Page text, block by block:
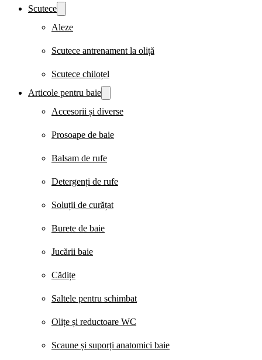
Scutece
Aleze
Scutece antrenament la oliță
Scutece chiloțel
Articole pentru baie
Accesorii și diverse
Prosoape de baie
Balsam de rufe
Detergenți de rufe
Soluții de curățat
Burete de baie
Jucării baie
Cădițe
Saltele pentru schimbat
Olițe și reductoare WC
Scaune și suporți anatomici baie